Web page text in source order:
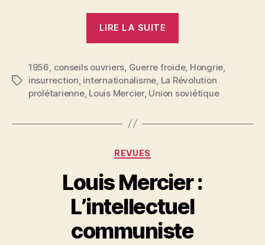
LIRE LA SUITE
Pourquoi
et
comment
bat »
Étiquettes
1956 conseils ouvriers Guerre froide, Hongrie
insurrection internationalisme La Révolution
prolétarienne, Louis Mercier, Union soviétique
Catégories
REVUES
Louis Mercier :
L’intellectuel
communiste
a